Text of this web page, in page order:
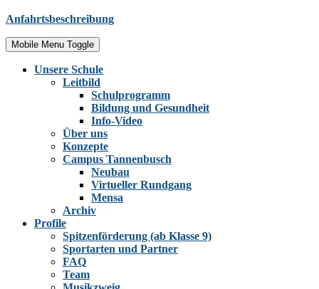
Anfahrtsbeschreibung
Mobile Menu Toggle
Unsere Schule
Leitbild
Schulprogramm
Bildung und Gesundheit
Info-Video
Über uns
Konzepte
Campus Tannenbusch
Neubau
Virtueller Rundgang
Mensa
Archiv
Profile
Spitzenförderung (ab Klasse 9)
Sportarten und Partner
FAQ
Team